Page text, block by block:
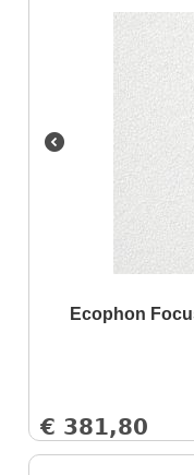
Ecophon
€ 381,80